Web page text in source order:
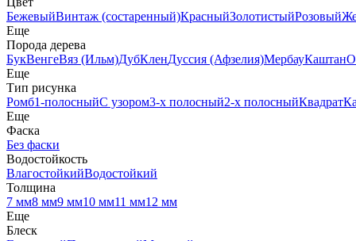
БежевыйВинтаж (состаренный)КрасныйЗолотистыйРозовый
Еще
Порода дерева
БукВенгеВяз (Ильм)ДубКленДуссия (Афзелия)МербауКаштан
Еще
Тип рисунка
Ромб1-полосныйС узором3-х полосный2-х полосныйКвадрат
Еще
Фаска
Без фаски
Водостойкость
ВлагостойкийВодостойкий
Толщина
7 мм8 мм9 мм10 мм11 мм12 мм
Еще
Блеск